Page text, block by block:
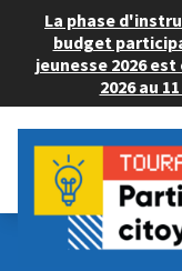
La phase
budget
jeunesse 2026
2026 au
Budget Participatif
💡 Consulter les